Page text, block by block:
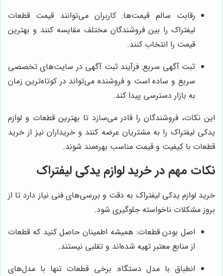
رقابت سالم قیمت‌ها: کاربران می‌توانند قیمت قطعات
لیفتراک را بین فروشندگان مختلف مقایسه کنند و بهترین
قیمت را انتخاب کنند.
ثبت آگهی سریع: فرآیند ثبت آگهی در سایت‌های تخصصی
سریع و ساده است و فروشنده می‌تواند در کوتاه‌ترین زمان
به بازار دسترسی پیدا کند.
این نکات، فروشندگان را قادر می‌سازد تا بهترین قطعات و لوازم
یدکی لیفتراک را به مشتریان عرضه کنند و خریداران نیز از خرید
قطعات با کیفیت و قیمت مناسب بهره‌مند شوند.
نکات مهم در خرید لوازم یدکی لیفتراک
خرید لوازم یدکی لیفتراک به دقت و بررسی‌های فنی نیاز دارد تا از
بروز مشکلات ناخواسته جلوگیری شود.
اصل بودن قطعات: همیشه اطمینان حاصل کنید که قطعات
از منابع معتبر تهیه شده‌اند و تقلبی نیستند.
انطباق با مدل دستگاه: برخی قطعات تنها با مدل‌های